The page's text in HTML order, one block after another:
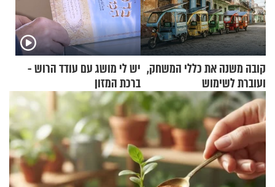
קובה משנה את כללי המשחק,
ועוברת לשימוש
בתלת־אופנועים סולאריים
יש לי מושג עם עודד הרוש -
ברכת המזון